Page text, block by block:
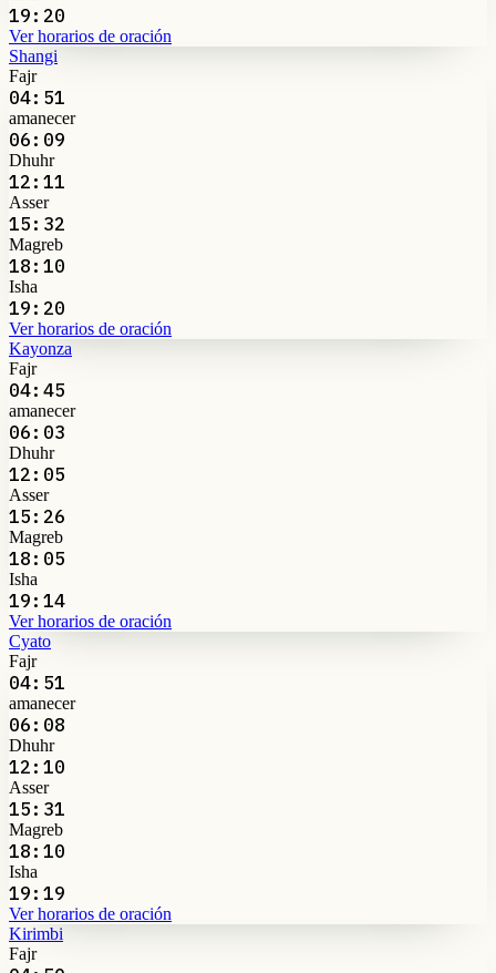
19:20
Ver horarios de oración
Shangi
Fajr
04:51
amanecer
06:09
Dhuhr
12:11
Asser
15:32
Magreb
18:10
Isha
19:20
Ver horarios de oración
Kayonza
Fajr
04:45
amanecer
06:03
Dhuhr
12:05
Asser
15:26
Magreb
18:05
Isha
19:14
Ver horarios de oración
Cyato
Fajr
04:51
amanecer
06:08
Dhuhr
12:10
Asser
15:31
Magreb
18:10
Isha
19:19
Ver horarios de oración
Kirimbi
Fajr